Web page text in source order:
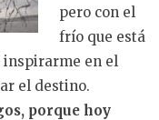
pero con el
frío que está
en el
el destino.
porque hoy